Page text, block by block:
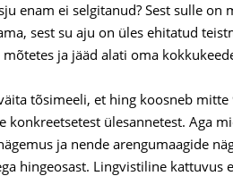
enam ei selgitanud? Sest sulle
sest su aju on üles ehitatud
ja jääd alati oma
tõsimeeli, et hing koosneb
konkreetsetest ülesannetest. Aga
ja nende arengumaagide
hingeosast. Lingvistiline